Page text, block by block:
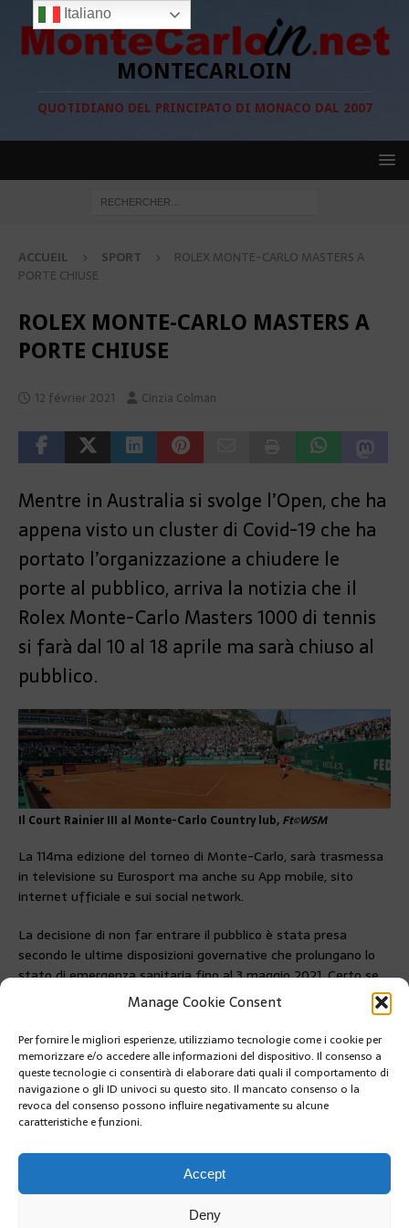
Manage Cookie Consent
Per fornire le migliori esperienze, utilizziamo tecnologie come i cookie per
memorizzare e/o accedere alle informazioni del dispositivo. Il consenso a
queste tecnologie ci consentirà di elaborare dati quali il comportamento di
navigazione o gli ID univoci su questo sito. Il mancato consenso o la
revoca del consenso possono influire negativamente su alcune
caratteristiche e funzioni.
Accept
Deny
MONTECARLOIN
QUOTIDIANO DEL PRINCIPATO DI MONACO DAL 2007
ACCUEIL SPORT
ROLEX MONTE-CARLO MASTERS A
PORTE CHIUSE
ROLEX MONTE-CARLO MASTERS A
PORTE CHIUSE
12 février 2021 Cinzia Colman
Mentre in Australia si svolge l’Open, che ha
appena visto un cluster di Covid-19 che ha
portato l’organizzazione a chiudere le
porte al pubblico, arriva la notizia che il
Rolex Monte-Carlo Masters 1000 di tennis
si farà dal 10 al 18 aprile ma sarà chiuso al
pubblico.
Il Court Rainier III al Monte-Carlo Country lub, Ft©WSM
La 114ma edizione del torneo di Monte-Carlo, sarà trasmessa
in televisione su Eurosport ma anche su App mobile, sito
internet ufficiale e sui social network.
La decisione di non far entrare il pubblico è stata presa
secondo le ultime disposizioni governative che prolungano lo
stato di emergenza sanitaria fino al 3 maggio 2021. Certo se
la situazione sanitaria dovesse migliorare nettamente, forse,
una parte di appassionati potrebbe forse entrare.
PRÉCÉDENT
FRANCIA-MONACO, SEMPRE TEST PCR PER I 30 KM
DI DISTANZA
Italiano